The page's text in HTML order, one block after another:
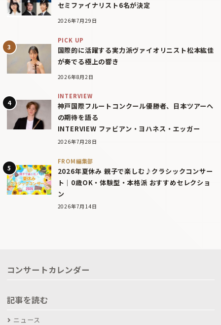
セミファイナリスト6名が決定
2026年7月29日
PICK UP
国際的に活躍する実力派ヴァイオリニスト松本紘佳
が奏でる極上の響き
2026年8月2日
INTERVIEW
神戸国際フルートコンクール優勝者、日本ツアーへ
の期待を語る
INTERVIEW ファビアン・ヨハネス・エッガー
2026年7月28日
FROM編集部
2026年夏休み 親子で楽しむ♪クラシックコンサー
ト｜0歳OK・体験型・本格派 おすすめセレクショ
ン
2026年7月14日
コンサートカレンダー
記事を読む
ニュース